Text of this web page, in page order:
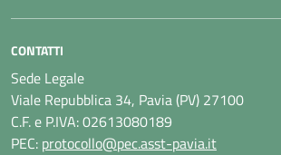
CONTATTI
Sede Legale
Viale Repubblica 34, Pavia (PV) 27100
C.F. e P.IVA: 02613080189
PEC: protocollo@pec.asst-pavia.it